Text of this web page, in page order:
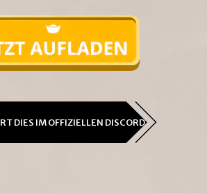
DIES IM OFFIZIELLEN DISCORD